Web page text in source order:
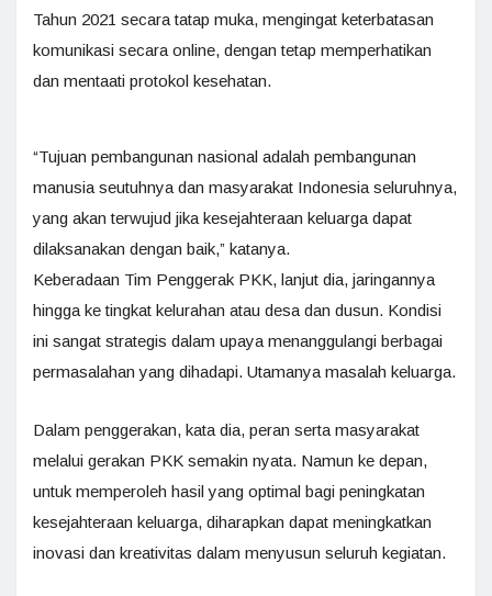
Tahun 2021 secara tatap muka, mengingat keterbatasan
komunikasi secara online, dengan tetap memperhatikan
dan mentaati protokol kesehatan.
“Tujuan pembangunan nasional adalah pembangunan
manusia seutuhnya dan masyarakat Indonesia seluruhnya,
yang akan terwujud jika kesejahteraan keluarga dapat
dilaksanakan dengan baik,” katanya.
Keberadaan Tim Penggerak PKK, lanjut dia, jaringannya
hingga ke tingkat kelurahan atau desa dan dusun. Kondisi
ini sangat strategis dalam upaya menanggulangi berbagai
permasalahan yang dihadapi. Utamanya masalah keluarga.
Dalam penggerakan, kata dia, peran serta masyarakat
melalui gerakan PKK semakin nyata. Namun ke depan,
untuk memperoleh hasil yang optimal bagi peningkatan
kesejahteraan keluarga, diharapkan dapat meningkatkan
inovasi dan kreativitas dalam menyusun seluruh kegiatan.